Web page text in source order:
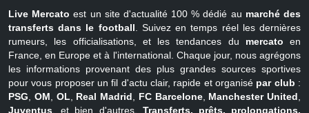
Live Mercato est un site d'actualité 100 % dédié au marché des
transferts dans le football . Suivez en temps réel les dernières
rumeurs, les officialisations, et les tendances du mercato en
France, en Europe et à l'international. Chaque jour, nous agrégons
les informations provenant des plus grandes sources sportives
pour vous proposer un fil d'actu clair, rapide et organisé par club :
PSG
OM OL Real Madrid FC Barcelone, Manchester United
Juventus , et bien d'autres. Transferts, prêts, prolongations,